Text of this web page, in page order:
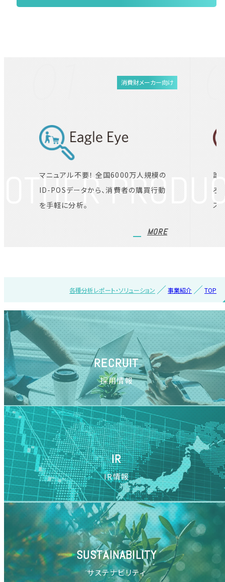
消費財メーカー向け
マニュアル不要！ 全国6000万人規模の
ID-POSデータから、消費者の購買行動
を手軽に分析。
MORE
誰
ろ
ス
OTHER
TOP
事業紹介
各種分析レポート・ソリューション
RECRUIT
採用情報
IR
IR情報
SUSTAINABILITY
サステナビリティ